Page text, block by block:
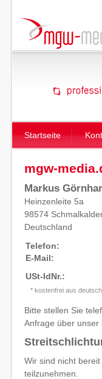
Startseite
mgw-
Markus
Heinzenleite 5a
98574
Deutschland
Telefon:
E-Mail:
USt-IdNr.:
* kostenfrei aus
Bitte stellen Sie
Anfrage über unser
Wir sind nicht
teilzunehmen.